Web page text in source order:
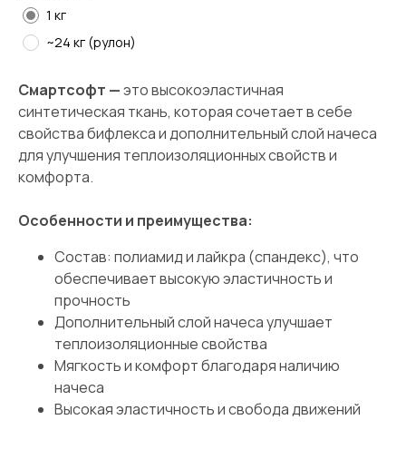
1 кг
~24 кг (рулон)
Смартсофт —это высокоэластичная
синтетическая ткань, которая сочетает в себе
свойства бифлекса и дополнительный слой начеса
для улучшения теплоизоляционных свойств и
комфорта.
Особенности и преимущества:
Состав: полиамид и лайкра (спандекс), что
обеспечивает высокую эластичность и
прочность
Дополнительный слой начеса улучшает
теплоизоляционные свойства
Мягкость и комфорт благодаря наличию
начеса
Высокая эластичность и свобода движений